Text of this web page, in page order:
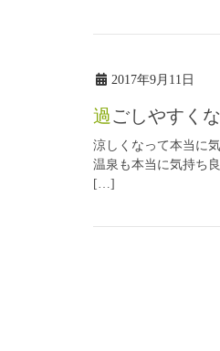
2017年9月11日
過ごしやすく
涼しくなって本当に
温泉も本当に気持ち
[…]